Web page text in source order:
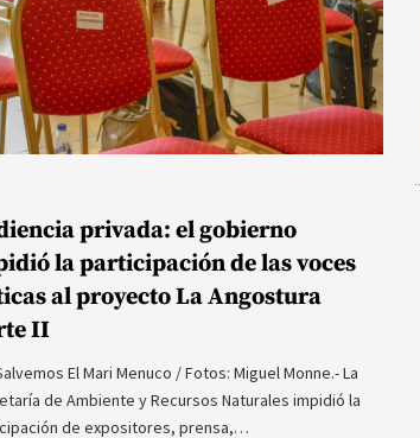
privada: el gobierno
la participación de las voces
al proyecto La Angostura
II
El Mari Menuco / Fotos: Miguel Monne.- La
de Ambiente y Recursos Naturales impidió la
de expositores, prensa,…